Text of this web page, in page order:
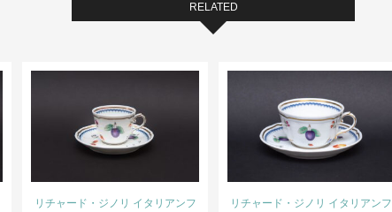
RELATED
リチャード・ジノリ イタリアンフ
リチャード・ジノリ イタリアンフ